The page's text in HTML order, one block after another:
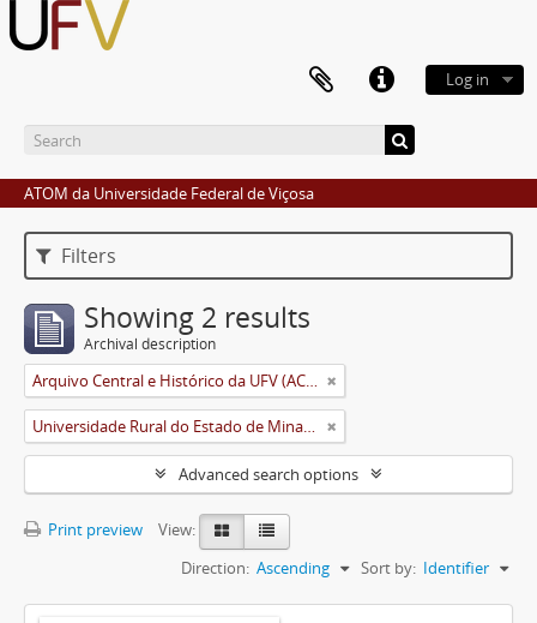
Log in
ATOM da Universidade Federal de Viçosa
Filters
Showing 2 results
Archival description
Arquivo Central e Histórico da UFV (ACH-UFV)
Universidade Rural do Estado de Minas Gerais (Uremg)
Advanced search options
Print preview
View:
Sort by: Identifier
Direction: Ascending